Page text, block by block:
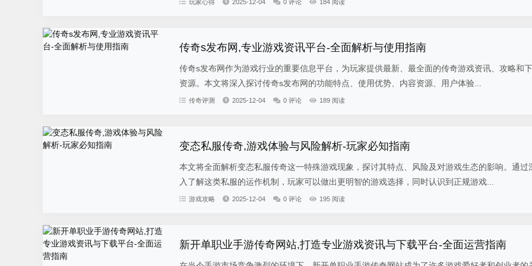
玩家心得 2025-12-04 0 评论 184 阅读
传奇s发布网,专业游戏资讯平台-全面解析与使用指南
传奇s发布网作为游戏行业的重要信息平台，为玩家提供最新、最全面的传奇游戏资讯、攻略和
资源。本文将深入探讨传奇s发布网的功能特点、使用优势、内容资源、用户体验...
传奇评测 2025-12-04 0 评论 189 阅读
变态私服传奇,游戏体验与风险解析-玩家必知指南
本文将全面解析变态私服传奇这一特殊游戏现象，探讨其特点、风险及对游戏生态的影响。通过
入了解这类私服的运作机制，玩家可以做出更明智的游戏选择，同时认识到正规游戏...
游戏攻略 2025-12-04 0 评论 195 阅读
新开单职业手游传奇网站,打造专业游戏资讯与下载平台-全面运营指南